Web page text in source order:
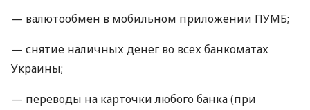
— валютообмен в мобильном приложении ПУМБ;
— снятие наличных денег во всех банкоматах
Украины;
— переводы на карточки любого банка (при